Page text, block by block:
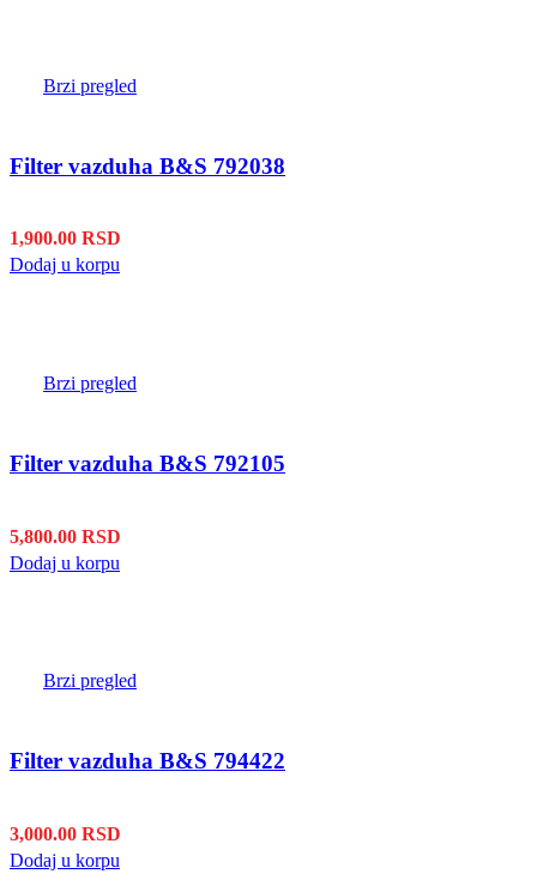
Brzi pregled
Filter vazduha B&S 792038
1,900.00 RSD
Dodaj u korpu
Brzi pregled
Filter vazduha B&S 792105
5,800.00 RSD
Dodaj u korpu
Brzi pregled
Filter vazduha B&S 794422
3,000.00 RSD
Dodaj u korpu